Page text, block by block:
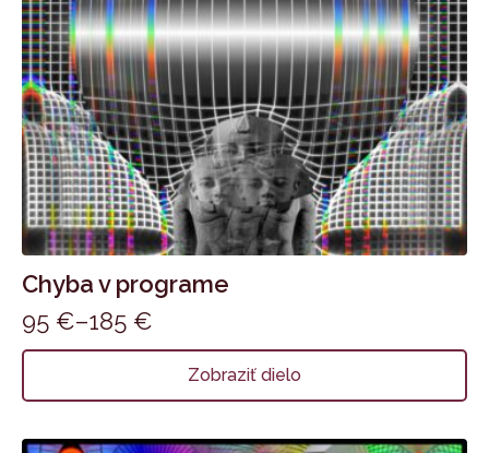
Chyba v programe
95 €–185 €
Price
range:
95 €
185 €
Zobraziť dielo
Tento
má